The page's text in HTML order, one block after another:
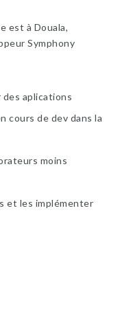
est à Douala,
Symphony
aplications
cours de dev dans la
moins
et les implémenter